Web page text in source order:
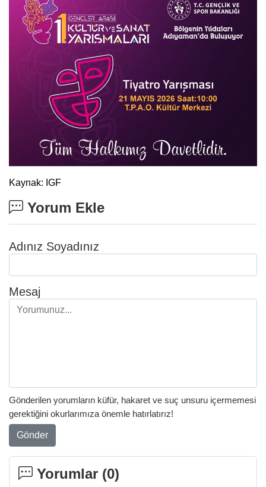
Kaynak: IGF
Yorum Ekle
Adınız Soyadınız
Mesaj
Gönderilen yorumların küfür, hakaret ve suç unsuru içermemesi
gerektiğini okurlarımıza önemle hatırlatırız!
Gönder
Yorumlar (0)